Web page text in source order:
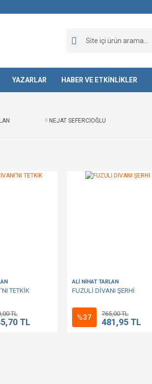
YAZARLAR HABER VE ETKİNLİKLER
NEJAT SEFERCİOĞLU
TETKİK
TL
TL
ALİ NİHAT TARLAN
FUZULİ DİVANI ŞERHİ
%37 765,00 TL
481,95 TL